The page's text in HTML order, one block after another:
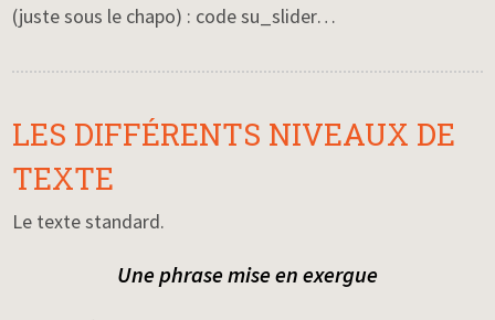
(juste sous le chapo) : code su_slider…
LES DIFFÉRENTS NIVEAUX DE
TEXTE
Le texte standard.
Une phrase mise en exergue